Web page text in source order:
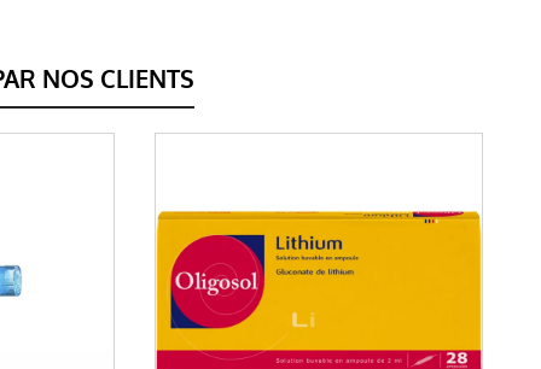
NOS CLIENTS